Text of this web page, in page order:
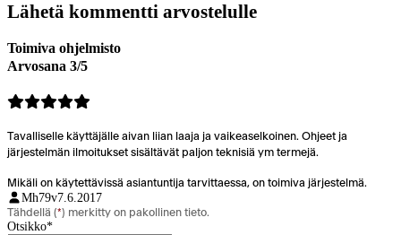
Lähetä kommentti arvostelulle
Toimiva ohjelmisto
Arvosana 3/5
Tavalliselle käyttäjälle aivan liian laaja ja vaikeaselkoinen. Ohjeet ja
järjestelmän ilmoitukset sisältävät paljon teknisiä ym termejä.
Mikäli on käytettävissä asiantuntija tarvittaessa, on toimiva järjestelmä.
Mh79v7.6.2017
Tähdellä (*) merkitty on pakollinen tieto.
Otsikko*